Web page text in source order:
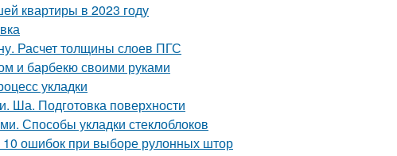
квартиры в 2023 году
Расчет толщины слоев ПГС
и барбекю своими руками
укладки
Ша. Подготовка поверхности
Способы укладки стеклоблоков
ошибок при выборе рулонных штор